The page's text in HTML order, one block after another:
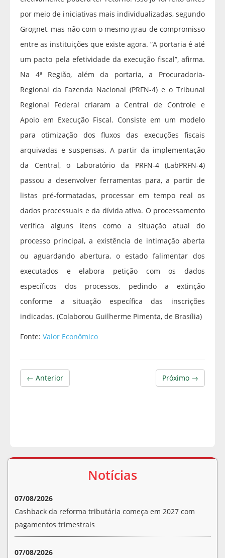
por meio de iniciativas mais individualizadas, segundo
Grognet, mas não com o mesmo grau de compromisso
entre as instituições que existe agora. “A portaria é até
um pacto pela efetividade da execução fiscal”, afirma.
Na 4ª Região, além da portaria, a Procuradoria-
Regional da Fazenda Nacional (PRFN-4) e o Tribunal
Regional Federal criaram a Central de Controle e
Apoio em Execução Fiscal. Consiste em um modelo
para otimização dos fluxos das execuções fiscais
arquivadas e suspensas. A partir da implementação
da Central, o Laboratório da PRFN-4 (LabPRFN-4)
passou a desenvolver ferramentas para, a partir de
listas pré-formatadas, processar em tempo real os
dados processuais e da dívida ativa. O processamento
verifica alguns itens como a situação atual do
processo principal, a existência de intimação aberta
ou aguardando abertura, o estado falimentar dos
executados e elabora petição com os dados
específicos dos processos, pedindo a extinção
conforme a situação específica das inscrições
indicadas. (Colaborou Guilherme Pimenta, de Brasília)
Fonte: Valor Econômico
Próximo →
← Anterior
Notícias
07/08/2026
Cashback da reforma tributária começa em 2027 com
pagamentos trimestrais
07/08/2026